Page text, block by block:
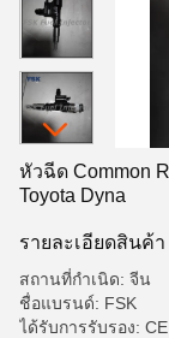
หัวฉีด Common
Toyota Dyna
รายละเอียดสินค้า
สถานที่กำเนิด: จีน
ชื่อแบรนด์: FSK
ได้รับการรับรอง: